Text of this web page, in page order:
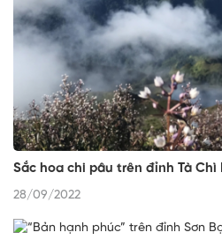
Sắc hoa chi pâu trên đỉnh Tà Chì
28/09/2022